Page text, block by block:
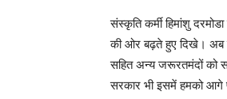
संस्कृति कर्मी हिमांशु
की ओर बढ़ते हुए दिखे। अब
सहित अन्य जरूरतमंदों को
सरकार भी इसमें हमको आगे